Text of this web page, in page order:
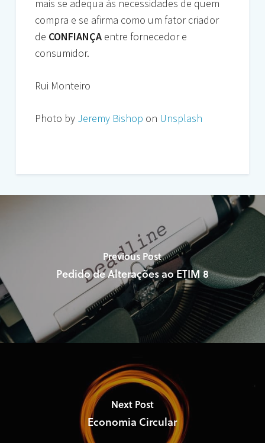
mais se adequa às necessidades de quem
compra e se afirma como um fator criador
de CONFIANÇAentre fornecedor e
consumidor.
Rui Monteiro
Photo by Jeremy Bishop on Unsplash
Previous Post
Pedido de Alterações ao ETIM 8
Next Post
Economia Circular